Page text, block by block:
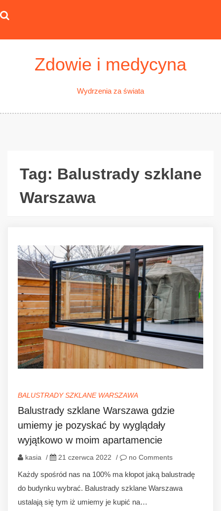
to
Zdowie i medycyna
Wydrzenia za świata
Tag: Balustrady szklane
Warszawa
BALUSTRADY SZKLANE WARSZAWA
Balustrady szklane Warszawa gdzie
umiemy je pozyskać by wyglądały
wyjątkowo w moim apartamencie
kasia / 21 czerwca 2022 / no Comments
Każdy spośród nas na 100% ma kłopot jaką balustradę
do budynku wybrać. Balustrady szklane Warszawa
ustalają się tym iż umiemy je kupić na…